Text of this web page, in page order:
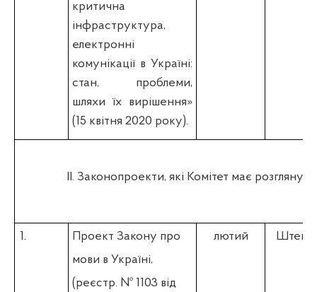
критична
інфраструктура,
електронні
комунікації в Україні:
стан, проблеми,
шляхи їх вирішення»
(15 квітня 2020 року).
ІІ. Законопроекти, які Комітет має
1.
Проект Закону про
мови в Україні,
(реєстр. № 1103 від
лютий Штепа